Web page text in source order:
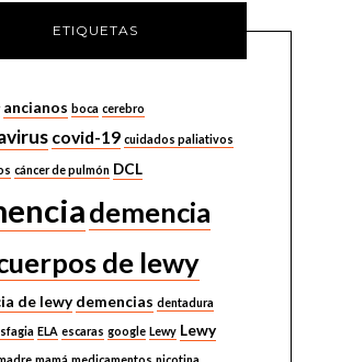
ETIQUETAS
ancianos boca cerebro
covid-19 cuidados paliativos
cáncer de pulmón DCL
demencia
de lewy
de lewy demencias dentadura
ELA escaras google Lewy Lewy